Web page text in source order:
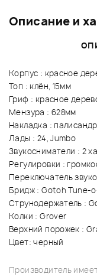
Описание и
Корпус : красное
Топ : клён, 15мм
Гриф : красное
Мензура : 628мм
Накладка : палисандр
Лады : 24, Jumbo
Звукосниматели : 2
Регулировки :
Переключатель
Бридж : Gotoh Tune-
Струнодержатель :
Колки : Grover
Верхний порожек :
Цвет: черный
Производитель